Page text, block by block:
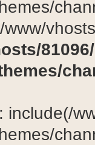
www/
: include(/